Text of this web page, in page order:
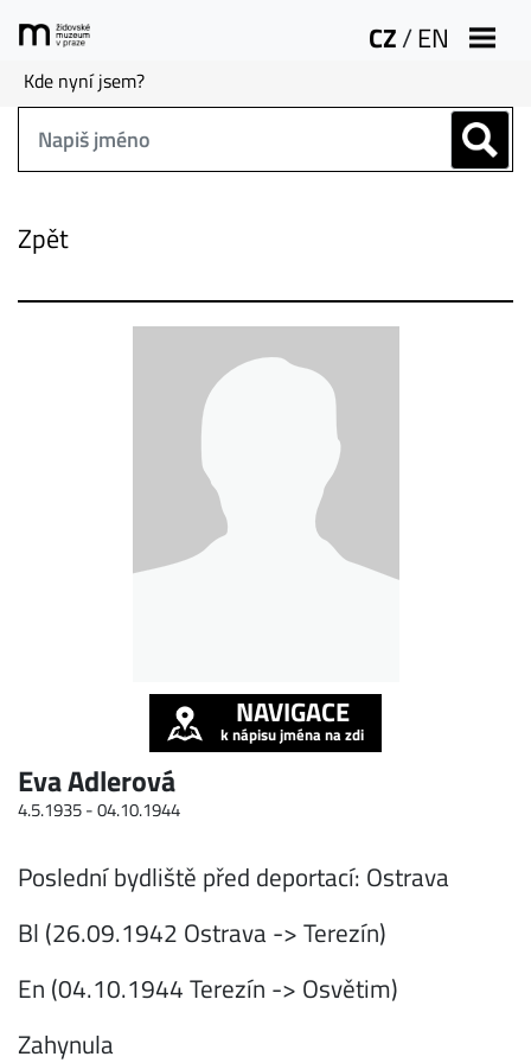
CZ/EN
Kde nyní jsem?
Zpět
NAVIGACE
k nápisu jména na zdi
Eva Adlerová
4.5.1935 -04.10.1944
Poslední bydliště před deportací: Ostrava
Bl (26.09.1942 Ostrava -> Terezín)
En (04.10.1944 Terezín -> Osvětim)
Zahynula